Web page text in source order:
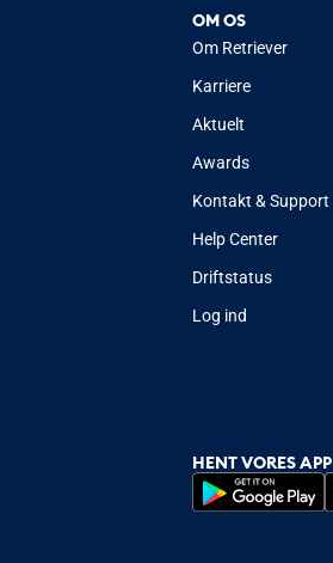
OM OS
Om Retriever
Karriere
Aktuelt
Awards
Kontakt & Support
Help Center
Driftstatus
Log ind
HENT VORES APP